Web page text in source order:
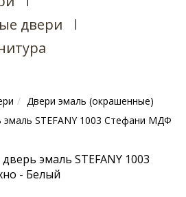
двери
Двери эмаль (окрашенные)
STEFANY 1003 Стефани МДФ